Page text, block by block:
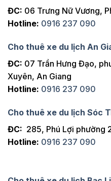
ĐC: 06 Trưng Nữ Vương,
Hotline: 0916 237 090
Cho thuê xe du lịch An
ĐC: 07 Trần Hưng Đạo,
Xuyên, An Giang
Hotline: 0916 237 090
Cho thuê xe du lịch Sóc
ĐC: 285, Phú Lợi phường
Hotline: 0916 237 090